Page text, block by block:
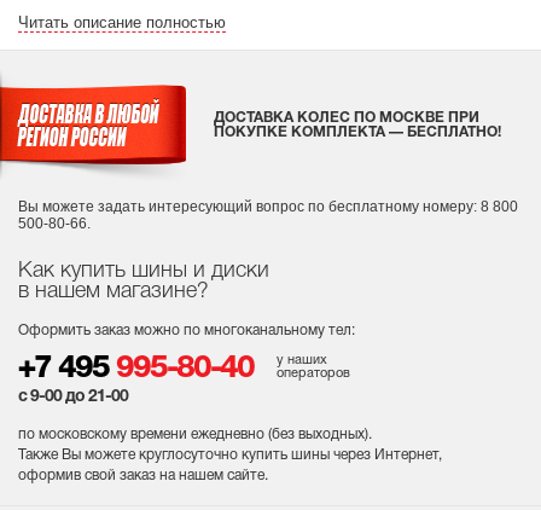
Читать описание полностью
Как купить шины и диски
в нашем магазине?
Оформить заказ можно по многоканальному тел:
+7 495 995-80-40
у наших
операторов
с 9-00 до 21-00
по московскому времени ежедневно (без выходных).
Также Вы можете круглосуточно купить шины через Интернет,
оформив свой заказ на нашем сайте.
ДОСТАВКА КОЛЕС ПО МОСКВЕ ПРИ
ПОКУПКЕ КОМПЛЕКТА — БЕСПЛАТНО!
Вы можете задать интересующий вопрос по бесплатному номеру: 8 800
500-80-66.